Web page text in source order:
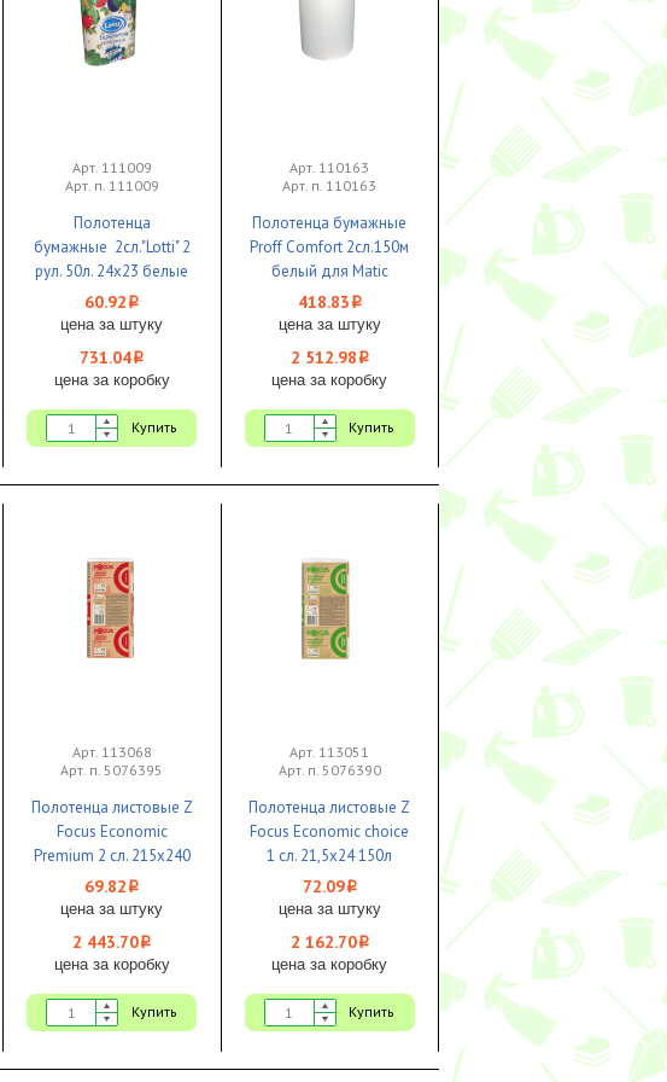
Арт. 111009
Арт. п. 111009
Полотенца
бумажные 2сл."Lotti" 2
рул. 50л. 24х23 белые
1/12
60.92 i
цена за штуку
731.04i
цена за коробку
Купить
Арт. 110163
Арт. п. 110163
Полотенца бумажные
Proff Comfort 2сл.150м
белый для Matic
System 1/6
418.83 i
цена за штуку
2 512.98 i
цена за коробку
Купить
Арт. 113068
Арт. п. 5076395
Полотенца листовые Z
Focus Economic
Premium 2 сл. 215х240
100л белые 1/35
69.82 i
цена за штуку
2 443.70i
цена за коробку
Купить
Арт. 113051
Арт. п. 5076390
Полотенца листовые Z
Focus Economic choice
1 сл. 21,5х24 150л
белые 1/30
72.09i
цена за штуку
2 162.70i
цена за коробку
Купить